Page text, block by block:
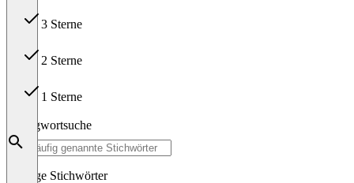
3 Sterne
2 Sterne
1 Sterne
Schlagwortsuche
Häufige Stichwörter